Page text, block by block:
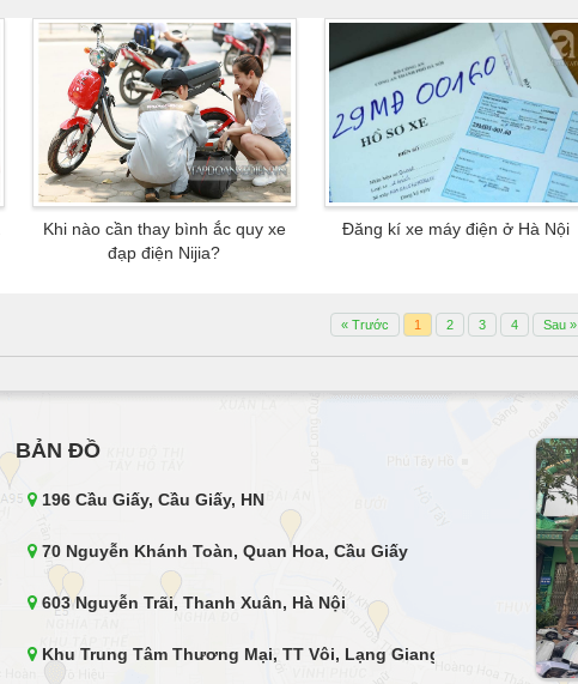
Khi nào cần thay bình ắc quy xe
đạp điện Nijia?
Đăng kí xe máy điện ở Hà Nội
« Trước 1 2 3 4 Sau »
BẢN ĐỒ
196 Cầu Giấy, Cầu Giấy, HN
70 Nguyễn Khánh Toàn, Quan Hoa, Cầu Giấy
603 Nguyễn Trãi, Thanh Xuân, Hà Nội
Khu Trung Tâm Thương Mại, TT Vôi, Lạng Giang,